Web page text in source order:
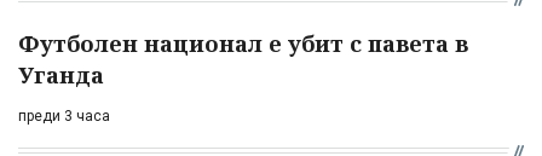
Футболен национал е убит с павета в
Уганда
преди 3 часа